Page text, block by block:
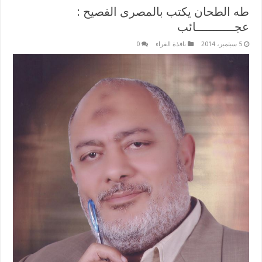
طه الطحان يكتب بالمصرى الفصيح :
عجـــــــــــائب
5 سبتمبر، 2014 نافذة القراء 0